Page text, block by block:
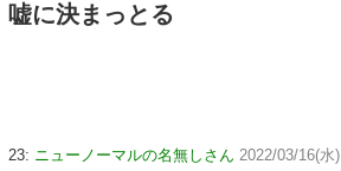
嘘に決まっとる
23: ニューノーマルの名無しさん 2022/03/16(水